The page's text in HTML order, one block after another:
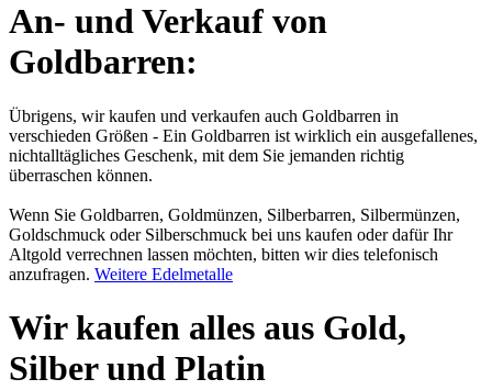
An- und Verkauf von
Goldbarren:
Übrigens, wir kaufen und verkaufen auch Goldbarren in
verschieden Größen - Ein Goldbarren ist wirklich ein ausgefallenes,
nichtalltägliches Geschenk, mit dem Sie jemanden richtig
überraschen können.
Wenn Sie Goldbarren, Goldmünzen, Silberbarren, Silbermünzen,
Goldschmuck oder Silberschmuck bei uns kaufen oder dafür Ihr
Altgold verrechnen lassen möchten, bitten wir dies telefonisch
anzufragen. Weitere Edelmetalle
Wir kaufen alles aus Gold,
Silber und Platin